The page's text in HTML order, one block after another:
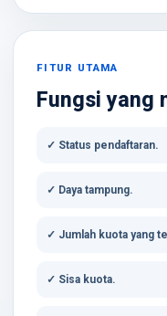
FITUR UTAMA
Fungsi yang
✓ Status pendaftaran.
✓ Daya tampung.
✓ Jumlah kuota yang
✓ Sisa kuota.